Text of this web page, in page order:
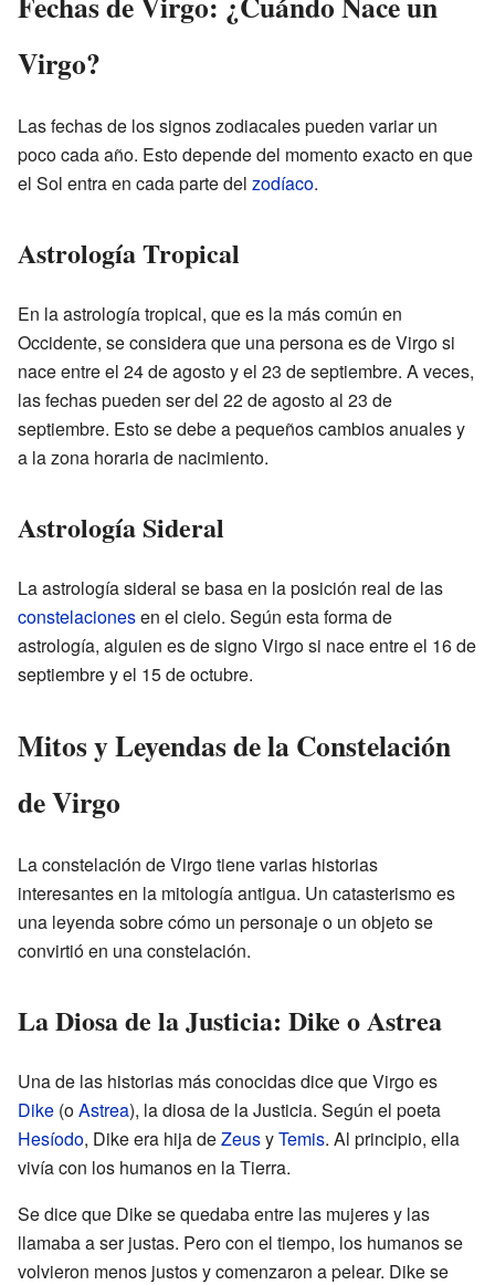
Virgo?
Las fechas de los signos zodiacales pueden variar un
poco cada año. Esto depende del momento exacto en que
el Sol entra en cada parte del zodíaco.
Astrología Tropical
En la astrología tropical, que es la más común en
Occidente, se considera que una persona es de Virgo si
nace entre el 24 de agosto y el 23 de septiembre. A veces,
las fechas pueden ser del 22 de agosto al 23 de
septiembre. Esto se debe a pequeños cambios anuales y
a la zona horaria de nacimiento.
Astrología Sideral
La astrología sideral se basa en la posición real de las
constelacionesen el cielo. Según esta forma de
astrología, alguien es de signo Virgo si nace entre el 16 de
septiembre y el 15 de octubre.
Mitos y Leyendas de la Constelación
de Virgo
La constelación de Virgo tiene varias historias
interesantes en la mitología antigua. Un catasterismo es
una leyenda sobre cómo un personaje o un objeto se
convirtió en una constelación.
La Diosa de la Justicia: Dike o Astrea
Una de las historias más conocidas dice que Virgo es
Dike (oAstrea), la diosa de la Justicia. Según el poeta
Hesíodo, Dike era hija deZeusyTemis. Al principio, ella
vivía con los humanos en la Tierra.
Se dice que Dike se quedaba entre las mujeres y las
llamaba a ser justas. Pero con el tiempo, los humanos se
volvieron menos justos y comenzaron a pelear. Dike se